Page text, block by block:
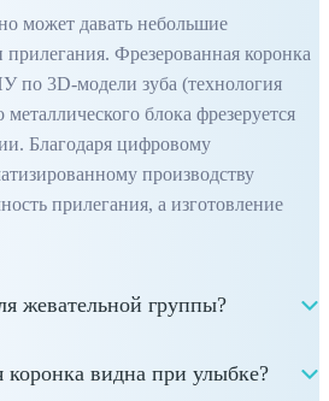
может давать небольшие
Фрезерованная коронка
по 3D‑модели зуба (технология
блока фрезеруется
Благодаря цифровому
производству
прилегания, а изготовление
жевательной группы?
коронка видна при улыбке?